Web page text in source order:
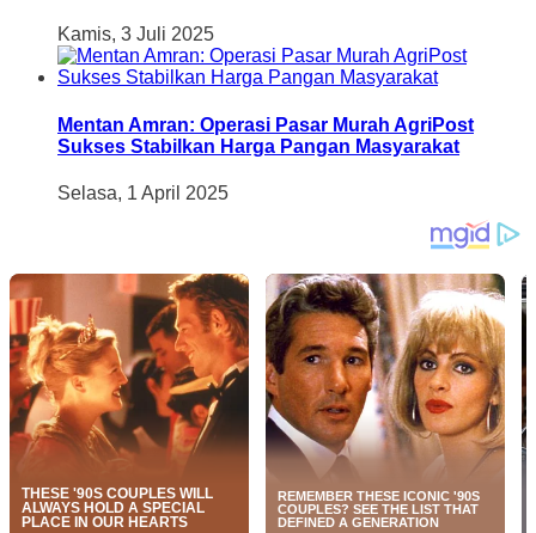
Kamis, 3 Juli 2025
Mentan Amran: Operasi Pasar Murah AgriPost
Sukses Stabilkan Harga Pangan Masyarakat
Selasa, 1 April 2025